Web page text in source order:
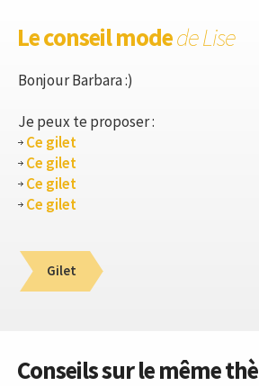
Le conseil modede Lise
Bonjour Barbara :)
Je peux te proposer :
Ce gilet
Ce gilet
Ce gilet
Ce gilet
Gilet
Conseils sur le même